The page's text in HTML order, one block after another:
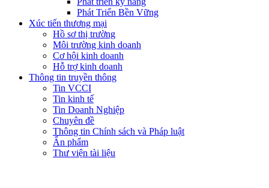
Phát Triển Bền Vững
Xúc tiến thương mại
Hồ sơ thị trường
Môi trường kinh doanh
Cơ hội kinh doanh
Hỗ trợ kinh doanh
Thông tin truyền thông
Tin VCCI
Tin kinh tế
Tin Doanh Nghiệp
Chuyên đề
Thông tin Chính sách và Pháp luật
Ấn phẩm
Thư viện tài liệu